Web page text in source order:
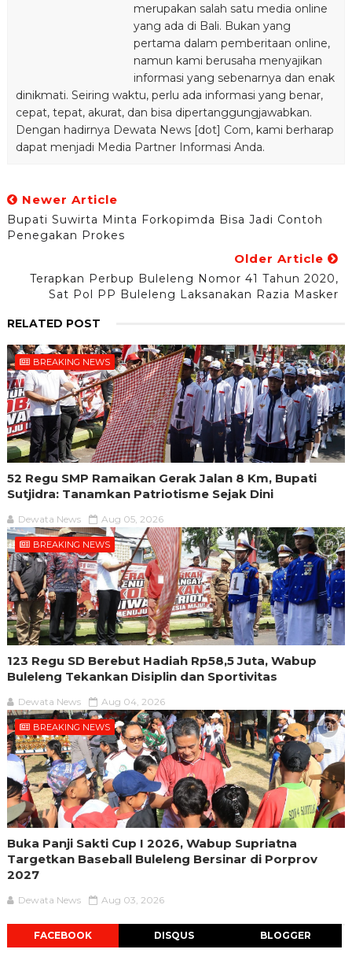
merupakan salah satu media online
yang ada di Bali. Bukan yang
pertama dalam pemberitaan online,
namun kami berusaha menyajikan
informasi yang sebenarnya dan enak
dinikmati. Seiring waktu, perlu ada informasi yang benar,
cepat, tepat, akurat, dan bisa dipertanggungjawabkan.
Dengan hadirnya Dewata News [dot] Com, kami berharap
dapat menjadi Media Partner Informasi Anda.
Newer Article
Bupati Suwirta Minta Forkopimda Bisa Jadi Contoh
Penegakan Prokes
Older Article
Terapkan Perbup Buleleng Nomor 41 Tahun 2020,
Sat Pol PP Buleleng Laksanakan Razia Masker
RELATED POST
BREAKING NEWS
52 Regu SMP Ramaikan Gerak Jalan 8 Km, Bupati
Sutjidra: Tanamkan Patriotisme Sejak Dini
Dewata News Aug 05, 2026
BREAKING NEWS
123 Regu SD Berebut Hadiah Rp58,5 Juta, Wabup
Buleleng Tekankan Disiplin dan Sportivitas
Dewata News Aug 04, 2026
BREAKING NEWS
Buka Panji Sakti Cup I 2026, Wabup Supriatna
Targetkan Baseball Buleleng Bersinar di Porprov
2027
Dewata News Aug 03, 2026
FACEBOOK DISQUS BLOGGER